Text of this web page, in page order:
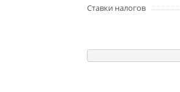
Ставки налогов